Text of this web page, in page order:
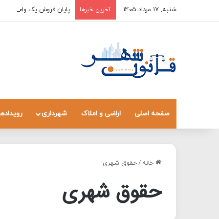
شنبه, 17 مرداد 1405 آخرین خبرها پایان فروش یک واحد به
صفحه اصلی اراضی و املاک شهرداری
خانه /حقوق شهری
حقوق شهری